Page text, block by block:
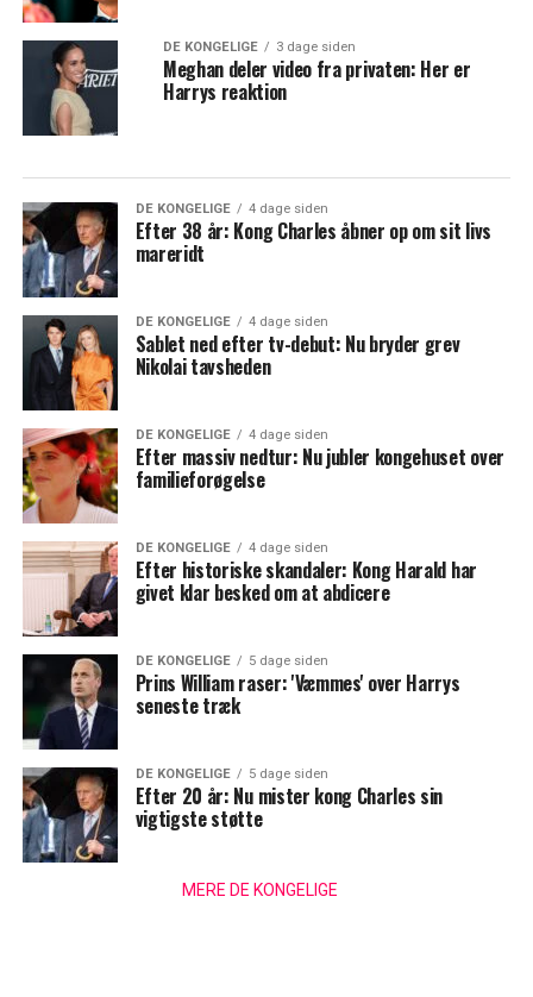
DE KONGELIGE 3 dage siden
Meghan deler video fra privaten: Her er
Harrys reaktion
DE KONGELIGE 4 dage siden
Efter 38 år: Kong Charles åbner op om sit livs
mareridt
DE KONGELIGE 4 dage siden
Sablet ned efter tv-debut: Nu bryder grev
Nikolai tavsheden
DE KONGELIGE 4 dage siden
Efter massiv nedtur: Nu jubler kongehuset over
familieforøgelse
DE KONGELIGE 4 dage siden
Efter historiske skandaler: Kong Harald har
givet klar besked om at abdicere
DE KONGELIGE 5 dage siden
Prins William raser: 'Væmmes' over Harrys
seneste træk
DE KONGELIGE 5 dage siden
Efter 20 år: Nu mister kong Charles sin
vigtigste støtte
MERE DE KONGELIGE